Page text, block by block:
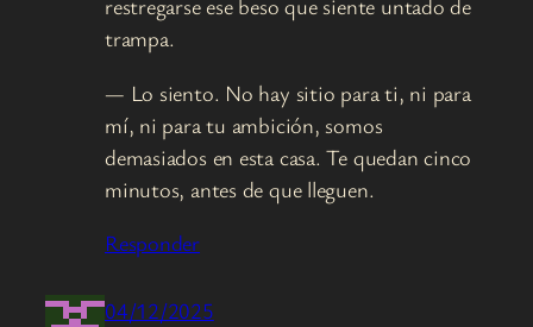
restregarse ese beso que siente untado de
trampa.
— Lo siento. No hay sitio para ti, ni para
mí, ni para tu ambición, somos
demasiados en esta casa. Te quedan cinco
minutos, antes de que lleguen.
Responder
04/12/2025